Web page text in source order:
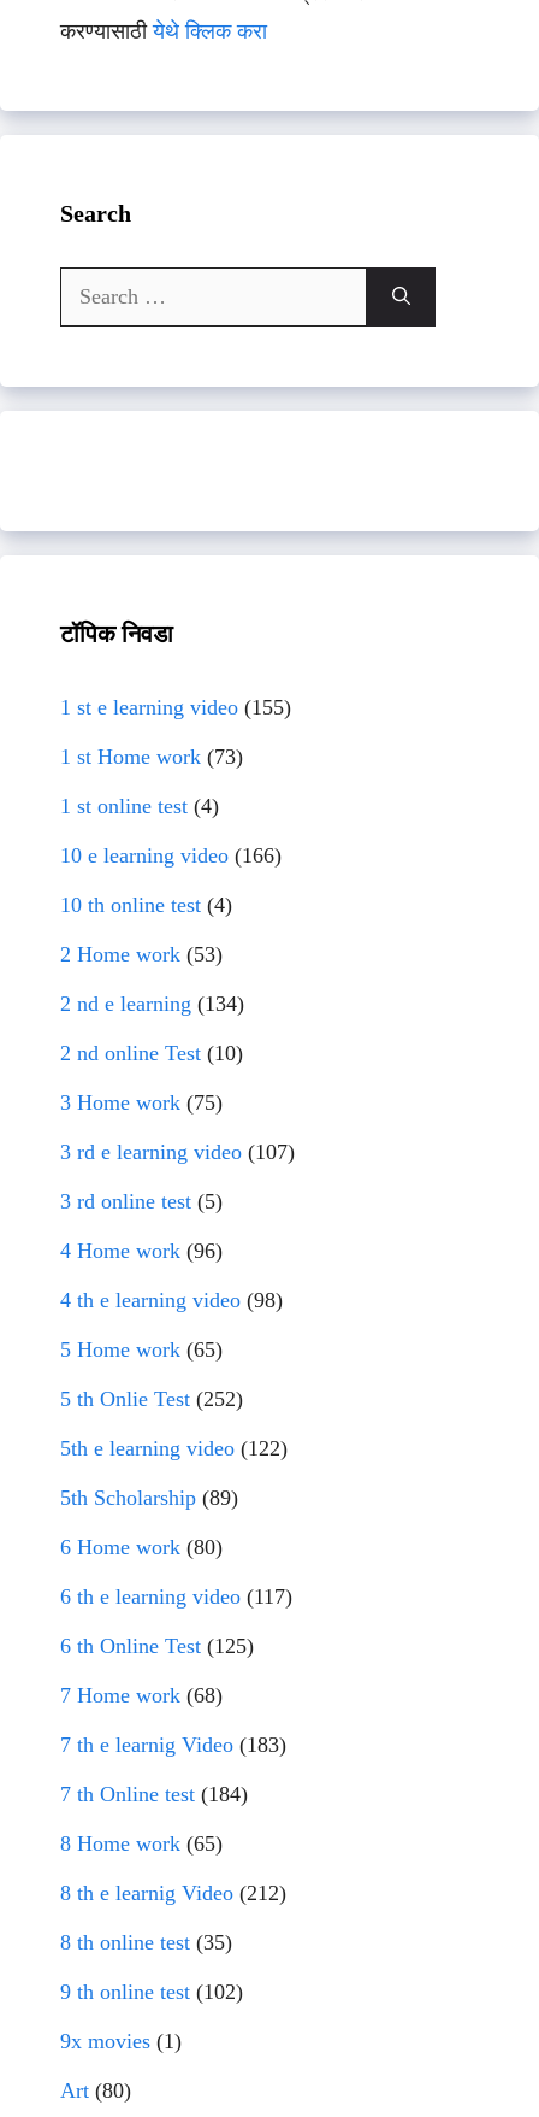
करण्यासाठीयेथे क्लिक करा
Search
Search
for:
टॉपिक निवडा
1 st e learning video (155)
1 st Home work (73)
1 st online test (4)
10 e learning video (166)
10 th online test (4)
2 Home work (53)
2 nd e learning (134)
2 nd online Test (10)
3 Home work (75)
3 rd e learning video (107)
3 rd online test (5)
4 Home work (96)
4 th e learning video (98)
5 Home work (65)
5 th Onlie Test (252)
5th e learning video (122)
5th Scholarship (89)
6 Home work (80)
6 th e learning video (117)
6 th Online Test (125)
7 Home work (68)
7 th e learnig Video (183)
7 th Online test (184)
8 Home work (65)
8 th e learnig Video (212)
8 th online test (35)
9 th online test (102)
9x movies (1)
Art (80)